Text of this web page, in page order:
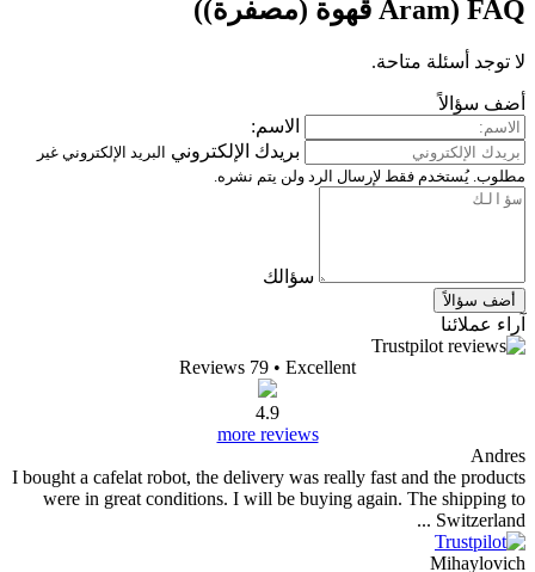
الاسم:
بريدك الإلكتروني
البريد الإلكتروني غير
ولن يتم نشره.
I bought a cafelat robot, the delivery was
were in great conditions. I will be